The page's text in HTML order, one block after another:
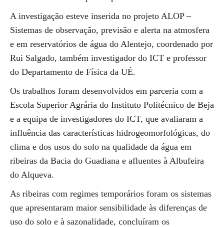
A investigação esteve inserida no projeto ALOP –
Sistemas de observação, previsão e alerta na atmosfera
e em reservatórios de água do Alentejo, coordenado por
Rui Salgado, também investigador do ICT e professor
do Departamento de Física da UÉ.
Os trabalhos foram desenvolvidos em parceria com a
Escola Superior Agrária do Instituto Politécnico de Beja
e a equipa de investigadores do ICT, que avaliaram a
influência das características hidrogeomorfológicas, do
clima e dos usos do solo na qualidade da água em
ribeiras da Bacia do Guadiana e afluentes à Albufeira
do Alqueva.
As ribeiras com regimes temporários foram os sistemas
que apresentaram maior sensibilidade às diferenças de
uso do solo e à sazonalidade, concluíram os